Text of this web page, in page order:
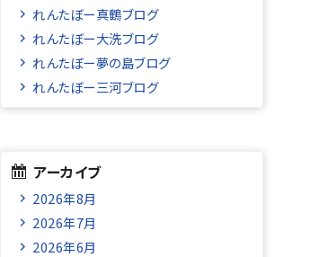
れんたぼー真鶴ブログ
れんたぼー大洗ブログ
れんたぼー夢の島ブログ
れんたぼー三河ブログ
アーカイブ
2026年8月
2026年7月
2026年6月